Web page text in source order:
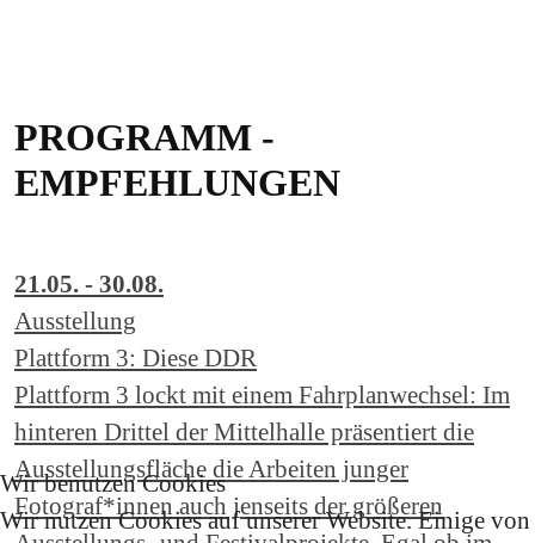
PROGRAMM -
EMPFEHLUNGEN
21.05. - 30.08.
Ausstellung
Plattform 3: Diese DDR
Plattform 3 lockt mit einem Fahrplanwechsel: Im
hinteren Drittel der Mittelhalle präsentiert die
Ausstellungsfläche die Arbeiten junger
Fotograf*innen auch jenseits der größeren
Wir benutzen Cookies
Wir nutzen Cookies auf unserer Website. Einige von